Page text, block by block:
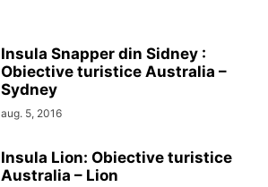
Insula Snapper din Sidney :
Obiective turistice Australia –
Sydney
aug. 5, 2016
Insula Lion: Obiective turistice
Australia – Lion